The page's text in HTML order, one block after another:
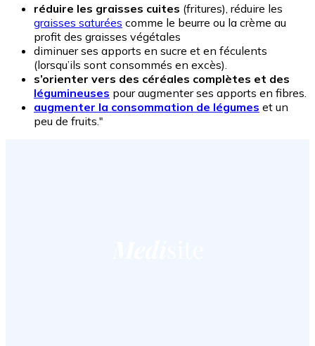
réduire les graisses cuites (fritures), réduire les
graisses saturées comme le beurre ou la crème au
profit des graisses végétales
diminuer ses apports en sucre et en féculents
(lorsqu’ils sont consommés en excès).
s’orienter vers des céréales complètes et des
légumineuses pour augmenter ses apports en fibres.
augmenter la consommation de légumes et un
peu de fruits."